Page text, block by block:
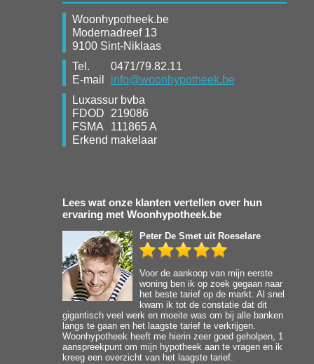
Woonhypotheek.be
Modernadreef 13
9100 Sint-Niklaas
Tel.
0471/79.82.11
E-mail
info@woonhypotheek.be
Luxassur bvba
FDOD
219086
FSMA
111865 A
Erkend makelaar
Lees wat onze klanten vertellen over hun
ervaring met Woonhypotheek.be
Peter De Smetuit Roeselare
Voor de aankoop van mijn eerste
woning ben ik op zoek gegaan naar
het beste tarief op de markt. Al snel
kwam ik tot de constatie dat dit
gigantisch veel werk en moeite was om bij alle banken
langs te gaan en het laagste tarief te verkrijgen.
Woonhypotheek heeft me hierin zeer goed geholpen, 1
aanspreekpunt om mijn hypotheek aan te vragen en ik
kreeg een overzicht van het laagste tarief.